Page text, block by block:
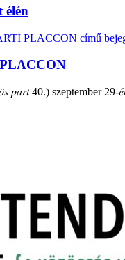
élén
40.) szeptember 29-𝑒́𝑛